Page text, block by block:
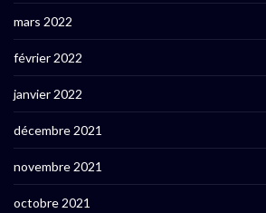
mars 2022
février 2022
janvier 2022
décembre 2021
novembre 2021
octobre 2021